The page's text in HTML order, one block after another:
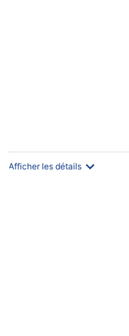
Afficher les détails